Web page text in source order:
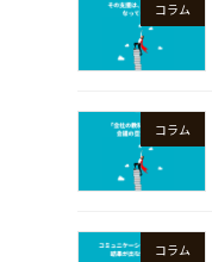
コラム
コラム
コラム